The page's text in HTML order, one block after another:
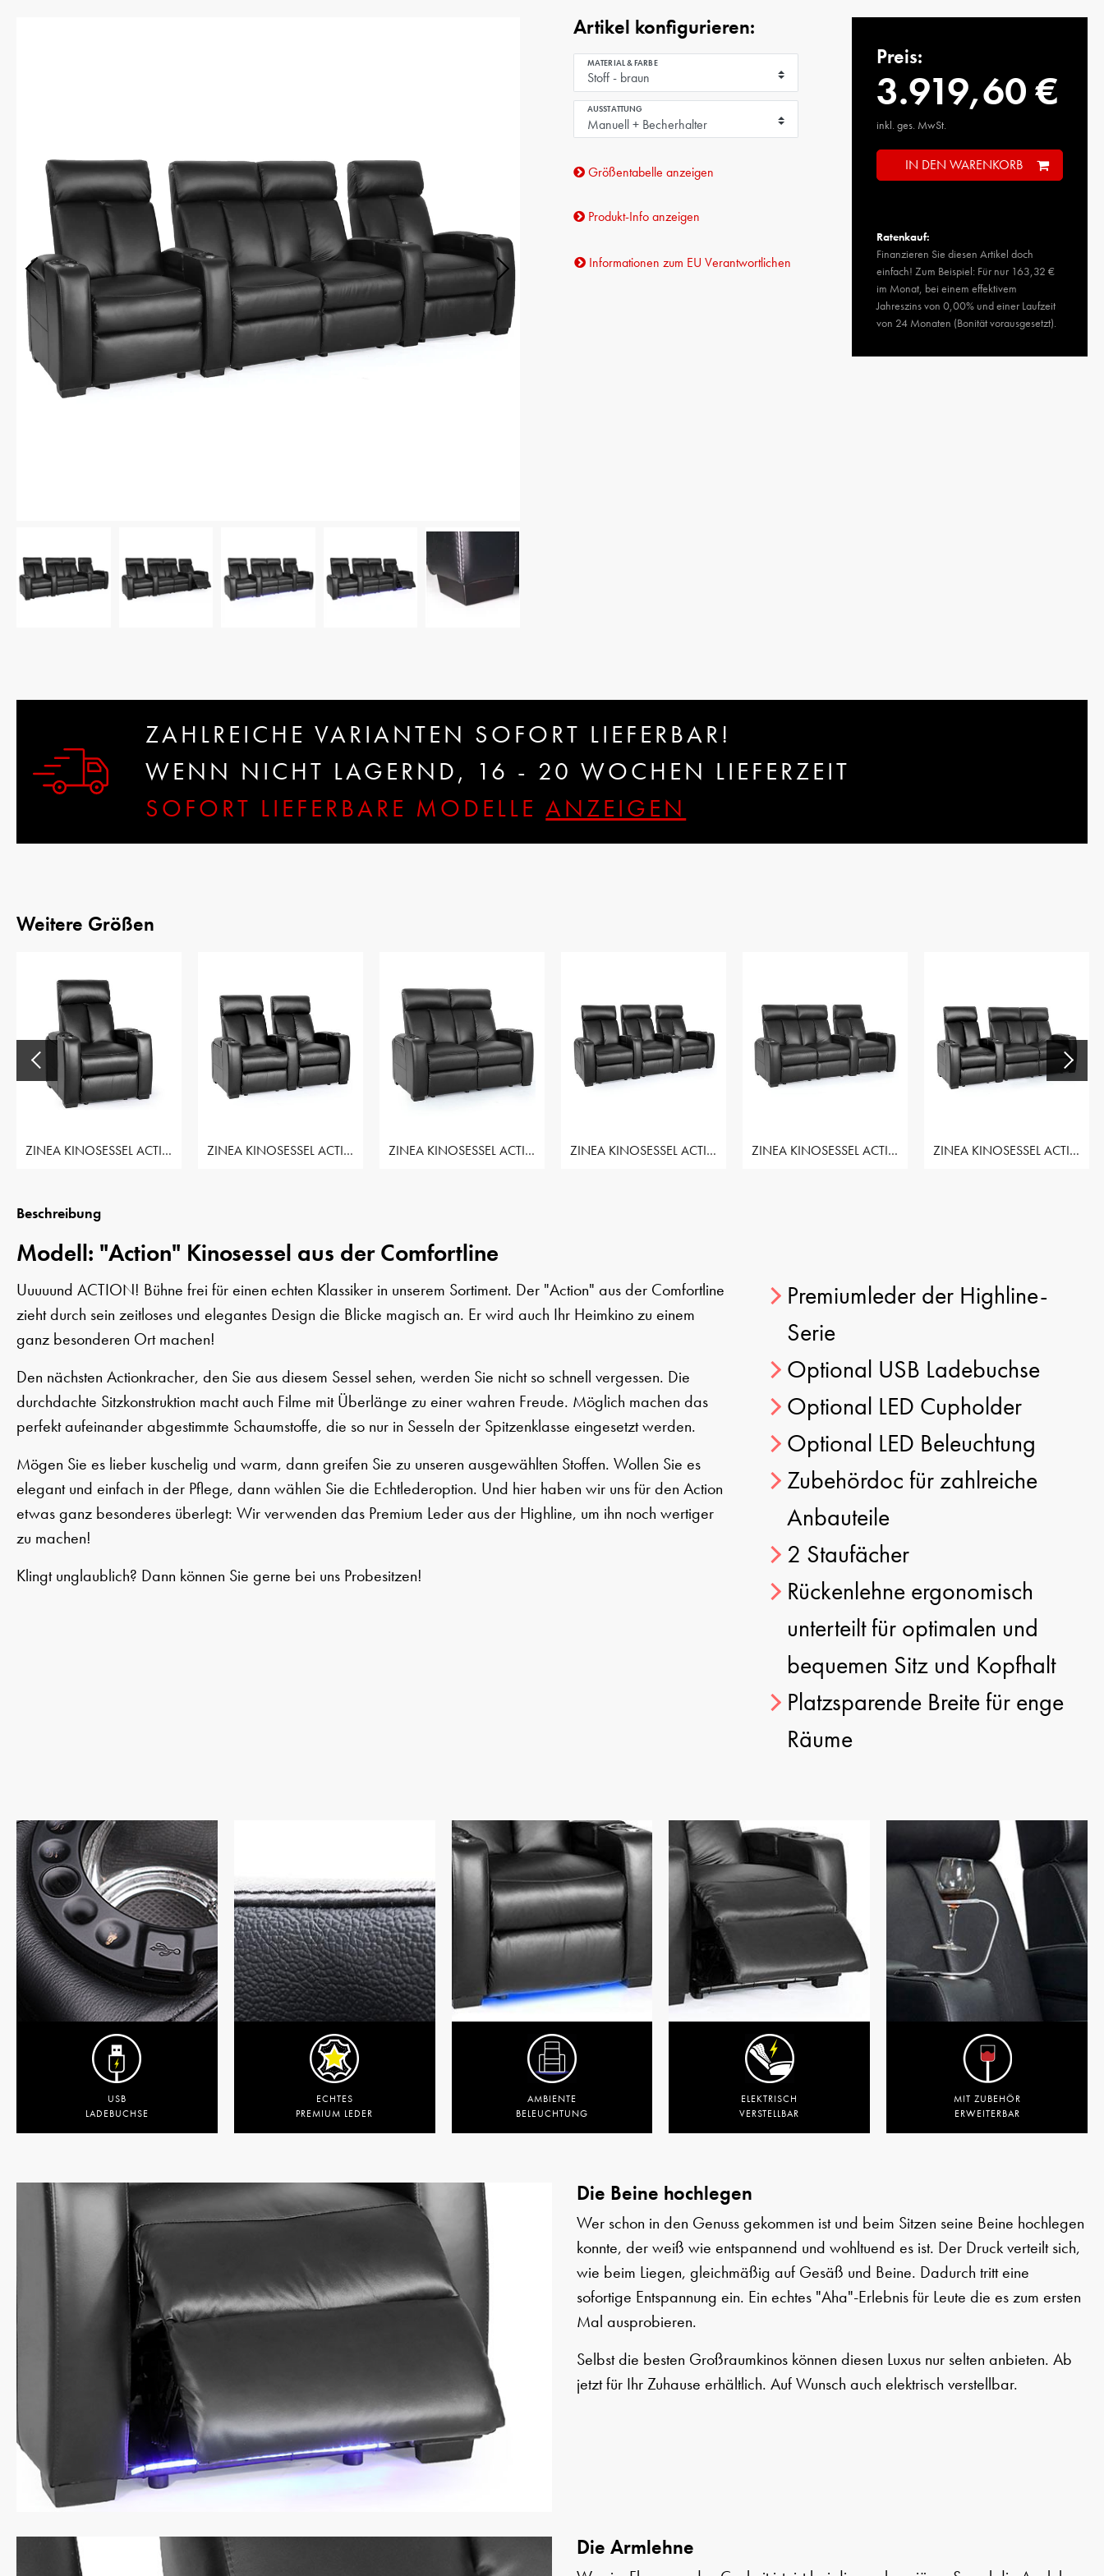
Artikel konfigurieren:
MATERIAL & FARBE
AUSSTATTUNG
Größentabelle anzeigen
Produkt-Info anzeigen
Informationen zum EU Verantwortlichen
Preis:
3.919,60 €
inkl. ges. MwSt.
IN DEN WARENKORB
Ratenkauf:
Finanzieren Sie diesen Artikel doch
einfach! Zum Beispiel: Für nur 163,32 €
im Monat, bei einem effektivem
Jahreszins von 0,00% und einer Laufzeit
von 24 Monaten (Bonität vorausgesetzt).
ZAHLREICHE VARIANTEN SOFORT LIEFERBAR!
WENN NICHT LAGERND, 16 - 20 WOCHEN LIEFERZEIT
SOFORT LIEFERBARE MODELLEANZEIGEN
Weitere Größen
ZINEA KINOSESSEL ACTION - 1 SITZER ZINEA KINOSESSEL ACTION - 2 SITZER ZINEA KINOSESSEL ACTION - 2 SITZER LOVESEAT ZINEA KINOSESSEL ACTION - 3 SITZER ZINEA KINOSESSEL ACTION - 3 SITZER LOVESEAT LINKS ZINEA KINOSESSEL ACTION - 3 SITZER LOVESEAT RECHTS
Beschreibung
Modell: "Action" Kinosessel aus der Comfortline
Uuuuund ACTION! Bühne frei für einen echten Klassiker in unserem Sortiment. Der "Action" aus der Comfortline
zieht durch sein zeitloses und elegantes Design die Blicke magisch an. Er wird auch Ihr Heimkino zu einem
ganz besonderen Ort machen!
Den nächsten Actionkracher, den Sie aus diesem Sessel sehen, werden Sie nicht so schnell vergessen. Die
durchdachte Sitzkonstruktion macht auch Filme mit Überlänge zu einer wahren Freude. Möglich machen das
perfekt aufeinander abgestimmte Schaumstoffe, die so nur in Sesseln der Spitzenklasse eingesetzt werden.
Mögen Sie es lieber kuschelig und warm, dann greifen Sie zu unseren ausgewählten Stoffen. Wollen Sie es
elegant und einfach in der Pflege, dann wählen Sie die Echtlederoption. Und hier haben wir uns für den Action
etwas ganz besonderes überlegt: Wir verwenden das Premium Leder aus der Highline, um ihn noch wertiger
zu machen!
Klingt unglaublich? Dann können Sie gerne bei uns Probesitzen!
Premiumleder der Highline-
Serie
Optional USB Ladebuchse
Optional LED Cupholder
Optional LED Beleuchtung
Zubehördoc für zahlreiche
Anbauteile
2 Staufächer
Rückenlehne ergonomisch
unterteilt für optimalen und
bequemen Sitz und Kopfhalt
Platzsparende Breite für enge
Räume
USB
LADEBUCHSE
ECHTES
PREMIUM LEDER
AMBIENTE
BELEUCHTUNG
ELEKTRISCH
VERSTELLBAR
MIT ZUBEHÖR
ERWEITERBAR
Die Beine hochlegen
Wer schon in den Genuss gekommen ist und beim Sitzen seine Beine hochlegen
konnte, der weiß wie entspannend und wohltuend es ist. Der Druck verteilt sich,
wie beim Liegen, gleichmäßig auf Gesäß und Beine. Dadurch tritt eine
sofortige Entspannung ein. Ein echtes "Aha"-Erlebnis für Leute die es zum ersten
Mal ausprobieren.
Selbst die besten Großraumkinos können diesen Luxus nur selten anbieten. Ab
jetzt für Ihr Zuhause erhältlich. Auf Wunsch auch elektrisch verstellbar.
Die Armlehne